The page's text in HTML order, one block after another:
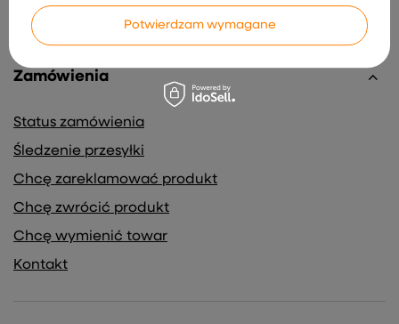
Zamówienia
Status zamówienia
Śledzenie przesyłki
Chcę zareklamować produkt
Chcę zwrócić produkt
Chcę wymienić towar
Kontakt
Potwierdzam wymagane